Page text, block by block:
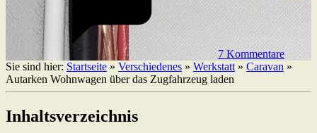
7 Kommentare
Sie sind hier: Startseite » Verschiedenes » Werkstatt » Caravan »
Autarken Wohnwagen über das Zugfahrzeug laden
Inhaltsverzeichnis